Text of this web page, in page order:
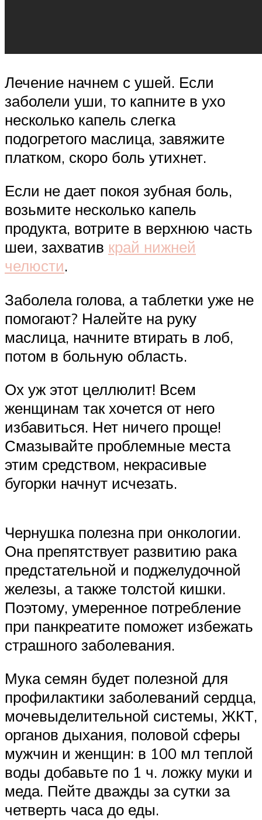
Лечение начнем с ушей. Если
заболели уши, то капните в ухо
несколько капель слегка
подогретого маслица, завяжите
платком, скоро боль утихнет.
Если не дает покоя зубная боль,
возьмите несколько капель
продукта, вотрите в верхнюю часть
шеи, захватив край нижней
челюсти.
Заболела голова, а таблетки уже не
помогают? Налейте на руку
маслица, начните втирать в лоб,
потом в больную область.
Ох уж этот целлюлит! Всем
женщинам так хочется от него
избавиться. Нет ничего проще!
Смазывайте проблемные места
этим средством, некрасивые
бугорки начнут исчезать.
Чернушка полезна при онкологии.
Она препятствует развитию рака
предстательной и поджелудочной
железы, а также толстой кишки.
Поэтому, умеренное потребление
при панкреатите поможет избежать
страшного заболевания.
Мука семян будет полезной для
профилактики заболеваний сердца,
мочевыделительной системы, ЖКТ,
органов дыхания, половой сферы
мужчин и женщин: в 100 мл теплой
воды добавьте по 1 ч. ложку муки и
меда. Пейте дважды за сутки за
четверть часа до еды.